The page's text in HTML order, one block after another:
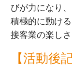
びが力になり
積極的に動け
接客業の楽し
【活動後記